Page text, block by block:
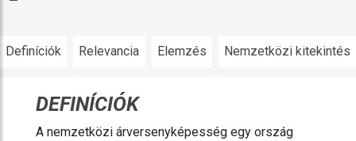
Definíciók Relevancia Elemzés Nemzetközi kitekintés
DEFINÍCIÓK
A nemzetközi árversenyképesség egy ország